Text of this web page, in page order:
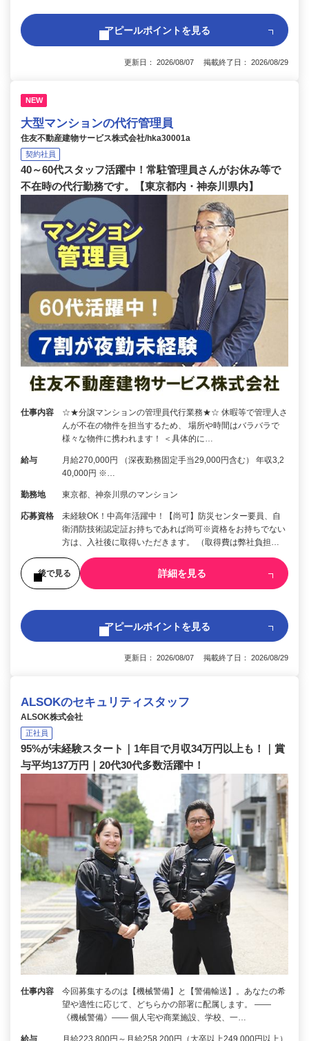
アピールポイントを見る
更新日： 2026/08/07 掲載終了日： 2026/08/29
NEW
大型マンションの代行管理員
住友不動産建物サービス株式会社/hka30001a
契約社員
40～60代スタッフ活躍中！常駐管理員さんがお休み等で
不在時の代行勤務です。【東京都内・神奈川県内】
仕事内容
☆★分譲マンションの管理員代行業務★☆ 休暇等で管理人さ
んが不在の物件を担当するため、 場所や時間はバラバラで
様々な物件に携われます！ ＜具体的に…
給与
月給270,000円 （深夜勤務固定手当29,000円含む） 年収3,2
40,000円 ※…
勤務地 東京都、神奈川県のマンション
応募資格
未経験OK！中高年活躍中！【尚可】防災センター要員、自
衛消防技術認定証お持ちであれば尚可※資格をお持ちでない
方は、入社後に取得いただきます。 （取得費は弊社負担…
後で見る 詳細を見る
アピールポイントを見る
更新日： 2026/08/07 掲載終了日： 2026/08/29
ALSOKのセキュリティスタッフ
ALSOK株式会社
正社員
95%が未経験スタート｜1年目で月収34万円以上も！｜賞
与平均137万円｜20代30代多数活躍中！
仕事内容
今回募集するのは【機械警備】と【警備輸送】。あなたの希
望や適性に応じて、どちらかの部署に配属します。 ――
《機械警備》―― 個人宅や商業施設、学校、一…